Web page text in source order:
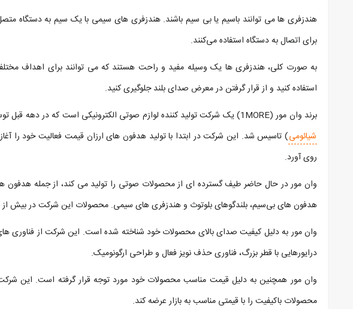
هندزفری‌ ها می ‌توانند باسیم یا بی ‌سیم باشند. هندزفری‌ های سیمی با یک سیم به دستگاه
برای اتصال به دستگاه استفاده می‌کنند.
به صورت کلی، هندزفری‌ ها یک وسیله مفید و راحت هستند که می ‌توانند برای اهداف
استفاده کنید و از قرار گرفتن در معرض صدای بلند جلوگیری کنید.
برند وان مور (1MORE) یک شرکت تولید کننده لوازم صوتی الکترونیکی است که در دهه قبل توسط گری سیه (Gary Hsieh) و لی جون (Lei Jun) (مدیر عامل
شیائومی) تاسیس شد. این شرکت در ابتدا با تولید هدفون‌ های ارزان قیمت فعالیت خود را
روی آورد.
وان مور در حال حاضر طیف گسترده ‌ای از محصولات صوتی را تولید می‌ کند، از جمله
هدفون‌ های بی‌سیم، بلندگوهای بلوتوث و هندزفری‌ های سیمی. محصولات این شرکت در بیش از 40 کشور جهان به فروش می‌ رسد.
وان مور به دلیل کیفیت صدای بالای محصولات خود شناخته شده است. این شرکت از فناوری
درایورهایی با قطر بزرگ، فناوری حذف نویز فعال و طراحی ارگونومیک.
وان مور همچنین به دلیل قیمت مناسب محصولات خود مورد توجه قرار گرفته است. این
محصولات باکیفیت را با قیمتی مناسب به بازار عرضه کند.